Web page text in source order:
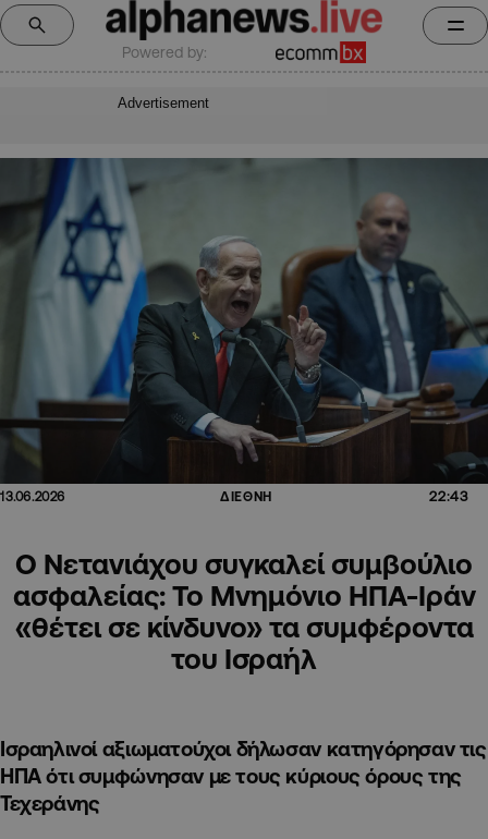
Powered by:
Advertisement
13.06.2026 ΔΙΕΘΝΗ 22:43
Ο Νετανιάχου συγκαλεί συμβούλιο
ασφαλείας: Το Μνημόνιο ΗΠΑ-Ιράν
«θέτει σε κίνδυνο» τα συμφέροντα
του Ισραήλ
Ισραηλινοί αξιωματούχοι δήλωσαν κατηγόρησαν τις
ΗΠΑ ότι συμφώνησαν με τους κύριους όρους της
Τεχεράνης